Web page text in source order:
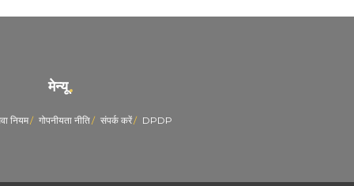
मेन्यू
नियम गोपनीयता नीति संपर्क करें DPDP